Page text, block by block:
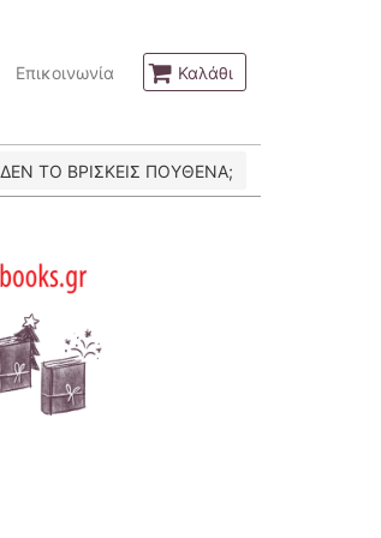
Επικοινωνία Καλάθι
ΔΕΝ ΤΟ ΒΡΙΣΚΕΙΣ ΠΟΥΘΕΝΑ;